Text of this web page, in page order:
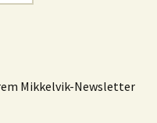
Mikkelvik-Newsletter